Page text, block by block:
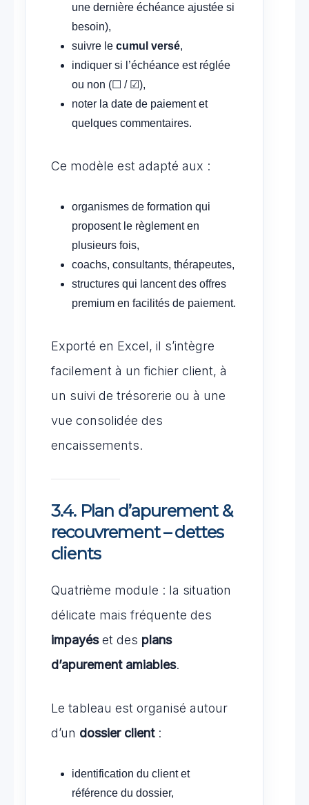
une dernière échéance ajustée si
besoin),
suivre le cumul versé,
indiquer si l’échéance est réglée
ou non (☐ / ☑),
noter la date de paiement et
quelques commentaires.
Ce modèle est adapté aux :
organismes de formation qui
proposent le règlement en
plusieurs fois,
coachs, consultants, thérapeutes,
structures qui lancent des offres
premium en facilités de paiement.
Exporté en Excel, il s’intègre
facilement à un fichier client, à
un suivi de trésorerie ou à une
vue consolidée des
encaissements.
3.4. Plan d’apurement &
recouvrement – dettes
clients
Quatrième module : la situation
délicate mais fréquente des
impayéset des plans
d’apurement amiables.
Le tableau est organisé autour
d’un dossier client:
identification du client et
référence du dossier,